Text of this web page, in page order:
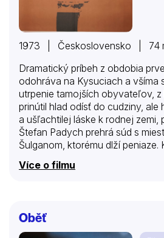
1973 | Československo | 74
Dramatický príbeh z obdobia
odohráva na Kysuciach a všíma
utrpenie tamojších obyvateľov,
prinútil hlad odísť do cudziny,
a ušľachtilej láske k rodnej zemi,
Štefan Padych prehrá súd s
Šulganom, ktorému dlží
manželka a trojročná dcérka
sa odísť do Francúzska.
Více o filmu
Oběť